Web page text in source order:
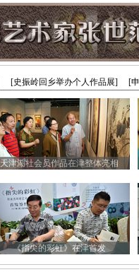
[史振岭回乡举办个人作品展] [
天津湖社会员作品在津整体亮相
《指尖的彩虹》在津首发